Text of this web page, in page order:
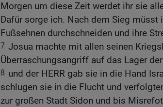
Morgen um diese Zeit werdet ihr sie
Dafür sorge ich. Nach dem Sieg müsst
Fußsehnen durchschneiden und ihre
7 Josua machte mit allen seinen
Überraschungsangriff auf das Lager
8 und der HERR gab sie in die Hand
schlugen sie in die Flucht und
zur großen Stadt Sidon und bis